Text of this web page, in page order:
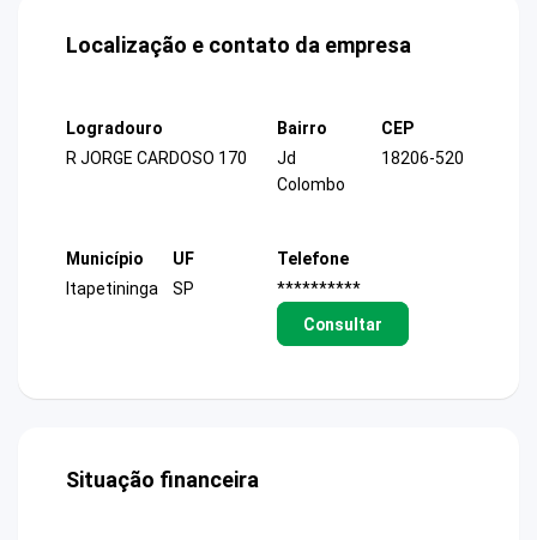
Localização e contato da empresa
Logradouro
R JORGE CARDOSO 170
Bairro
Jd
Colombo
CEP
18206-520
Município
Itapetininga
UF
SP
Telefone
**********
Consultar
Situação financeira